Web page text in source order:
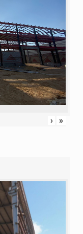
› »